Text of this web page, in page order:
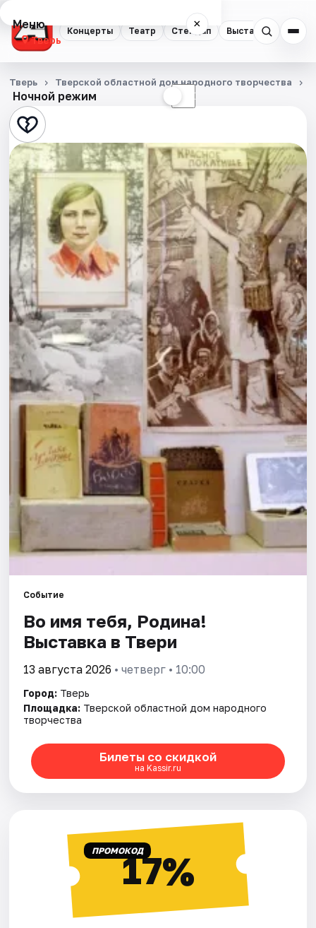
Концерты Театр Стендап Выставки
Меню ×
Тверь
Концерты
Театр
Стендап
Выставки
Квесты
Экскурсии
Спорт
События
Города
Площадки
Рейтинги
Ночной режим ☾
Тверь Тверской областной дом народного творчества
Событие
Во имя тебя, Родина!
Выставка в Твери
13 августа 2026 • четверг • 10:00
Город: Тверь
Площадка: Тверской областной дом народного
творчества
Билеты со скидкой
на Kassir.ru
ПРОМОКОД17%